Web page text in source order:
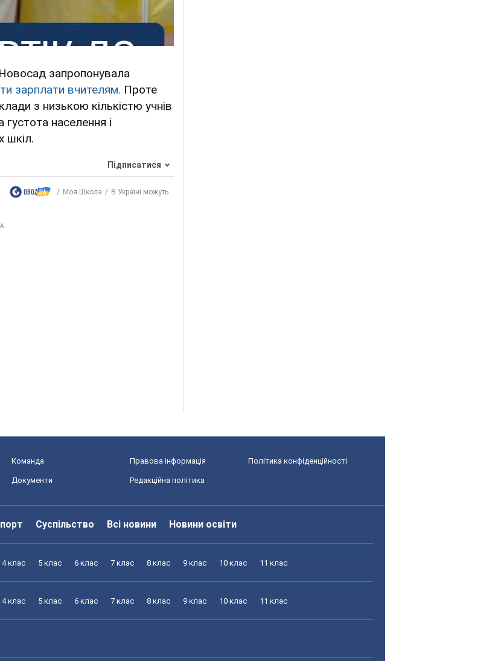
запропонувала
зарплати вчителям. Проте
з низькою кількістю учнів
населення і
шкіл.
Підписатися
Моя Школа В Україні можуть...
Команда Правова інформація Політика конфіденційності
Документи Редакційна політика
Суспільство Всі новини Новини освіти
4 клас 5 клас 6 клас 7 клас 8 клас 9 клас 10 клас 11 клас
4 клас 5 клас 6 клас 7 клас 8 клас 9 клас 10 клас 11 клас